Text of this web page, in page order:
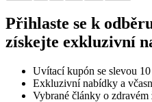
Přihlaste se k
získejte exkluzivní
Uvítací kupón se slevou
Exkluzivní nabídky a
Vybrané články o